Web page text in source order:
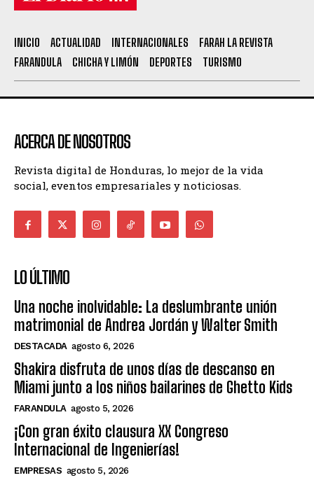
INICIO ACTUALIDAD INTERNACIONALES
FARAH LA REVISTA
FARANDULA
CHICHA Y LIMÓN DEPORTES TURISMO
ACERCA DE NOSOTROS
Revista digital de Honduras, lo mejor de la vida
social, eventos empresariales y noticiosas.
LO ÚLTIMO
Una noche inolvidable: La deslumbrante unión
matrimonial de Andrea Jordán y Walter Smith
DESTACADA agosto 6, 2026
Shakira disfruta de unos días de descanso en
Miami junto a los niños bailarines de Ghetto Kids
FARANDULA agosto 5, 2026
¡Con gran éxito clausura XX Congreso
Internacional de Ingenierías!
EMPRESAS agosto 5, 2026